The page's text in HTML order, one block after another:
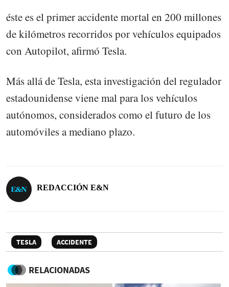
éste es el primer accidente mortal en 200 millones
de kilómetros recorridos por vehículos equipados
con Autopilot, afirmó Tesla.
Más allá de Tesla, esta investigación del regulador
estadounidense viene mal para los vehículos
autónomos, considerados como el futuro de los
automóviles a mediano plazo.
REDACCIÓN E&N
TESLA ACCIDENTE
RELACIONADAS